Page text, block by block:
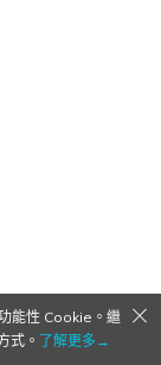
能性 Cookie。繼
式。 了解更多→